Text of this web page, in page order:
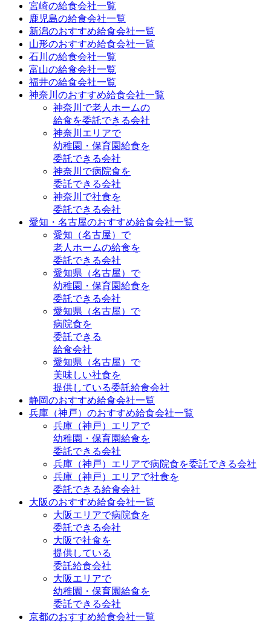
宮崎の給食会社一覧
鹿児島の給食会社一覧
新潟のおすすめ給食会社一覧
山形のおすすめ給食会社一覧
石川の給食会社一覧
富山の給食会社一覧
福井の給食会社一覧
神奈川のおすすめ給食会社一覧
神奈川で老人ホームの
給食を委託できる会社
神奈川エリアで
幼稚園・保育園給食を
委託できる会社
神奈川で病院食を
委託できる会社
神奈川で社食を
委託できる会社
愛知・名古屋のおすすめ給食会社一覧
愛知（名古屋）で
老人ホームの給食を
委託できる会社
愛知県（名古屋）で
幼稚園・保育園給食を
委託できる会社
愛知県（名古屋）で
病院食を
委託できる
給食会社
愛知県（名古屋）で
美味しい社食を
提供している委託給食会社
静岡のおすすめ給食会社一覧
兵庫（神戸）のおすすめ給食会社一覧
兵庫（神戸）エリアで
幼稚園・保育園給食を
委託できる会社
兵庫（神戸）エリアで病院食を委託できる会社
兵庫（神戸）エリアで社食を
委託できる給食会社
大阪のおすすめ給食会社一覧
大阪エリアで病院食を
委託できる会社
大阪で社食を
提供している
委託給食会社
大阪エリアで
幼稚園・保育園給食を
委託できる会社
京都のおすすめ給食会社一覧